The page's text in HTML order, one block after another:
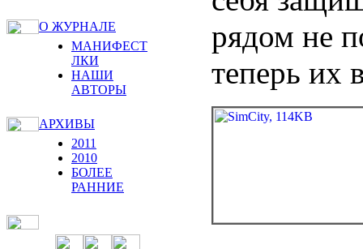
О ЖУРНАЛЕ
МАНИФЕСТ
ЛКИ
НАШИ
АВТОРЫ
АРХИВЫ
2011
2010
БОЛЕЕ
РАННИЕ
рядом не
теперь их